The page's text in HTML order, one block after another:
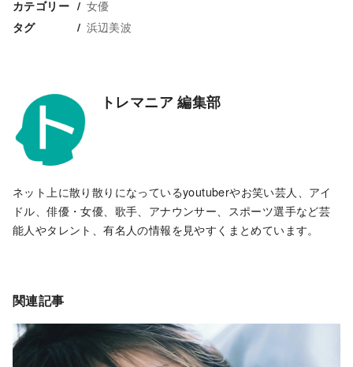
カテゴリー 女優
タグ 浜辺美波
トレマニア 編集部
ネット上に散り散りになっているyoutuberやお笑い芸人、アイ
ドル、俳優・女優、歌手、アナウンサー、スポーツ選手など芸
能人やタレント、有名人の情報を見やすくまとめています。
関連記事